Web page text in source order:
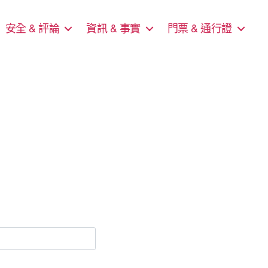
安全 & 評論 資訊 & 事實 門票 & 通行證